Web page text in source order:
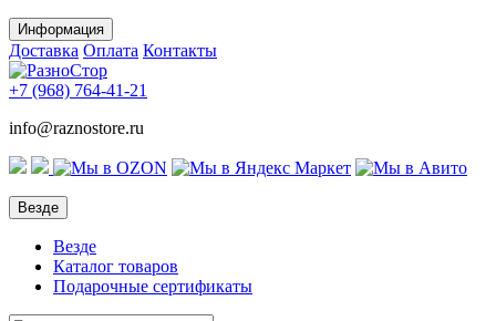
Информация
Доставка Оплата Контакты
+7 (968) 764-41-21
info@raznostore.ru
Везде
Везде
Каталог товаров
Подарочные сертификаты